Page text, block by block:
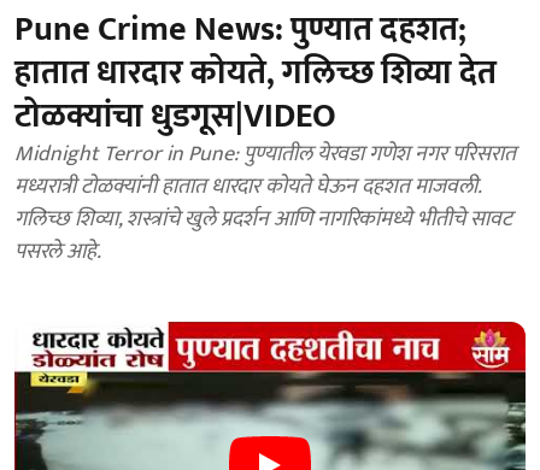
Pune Crime News: पुण्यात दहशत;
हातात धारदार कोयते, गलिच्छ शिव्या देत
टोळक्यांचा धुडगूस|VIDEO
Midnight Terror in Pune: पुण्यातील येरवडा गणेश नगर परिसरात
मध्यरात्री टोळक्यांनी हातात धारदार कोयते घेऊन दहशत माजवली.
गलिच्छ शिव्या, शस्त्रांचे खुले प्रदर्शन आणि नागरिकांमध्ये भीतीचे सावट
पसरले आहे.